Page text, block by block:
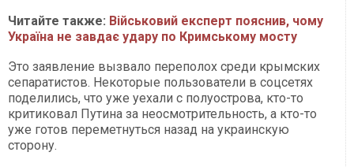
Читайте также: Військовий експерт пояснив, чому
Україна не завдає удару по Кримському мосту
Это заявление вызвало переполох среди крымских
сепаратистов. Некоторые пользователи в соцсетях
поделились, что уже уехали с полуострова, кто-то
критиковал Путина за неосмотрительность, а кто-то
уже готов переметнуться назад на украинскую
сторону.